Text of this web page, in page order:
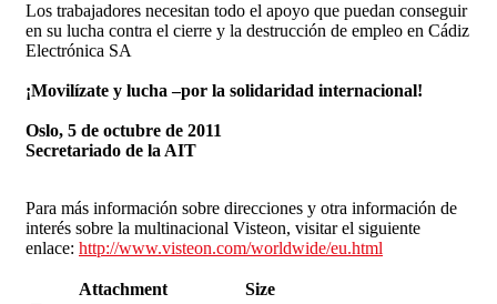
Los trabajadores necesitan todo el apoyo que puedan conseguir
en su lucha contra el cierre y la destrucción de empleo en Cádiz
Electrónica SA
¡Movilízate y lucha –por la solidaridad internacional!
Oslo, 5 de octubre de 2011
Secretariado de la AIT
Para más información sobre direcciones y otra información de
interés sobre la multinacional Visteon, visitar el siguiente
enlace: http://www.visteon.com/worldwide/eu.html
Attachment
Size